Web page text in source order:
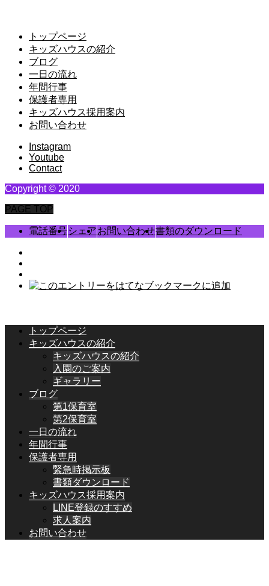
トップページ
キッズハウスの紹介
ブログ
一日の流れ
年間行事
保護者専用
キッズハウス採用案内
お問い合わせ
Instagram
Youtube
Contact
Copyright © 2020
PAGE TOP
電話番号シェアお問い合わせ書類のダウンロード
トップページ
キッズハウスの紹介
キッズハウスの紹介
入園のご案内
ギャラリー
ブログ
第1保育室
第2保育室
一日の流れ
年間行事
保護者専用
緊急時掲示板
書類ダウンロード
キッズハウス採用案内
LINE登録のすすめ
求人案内
お問い合わせ